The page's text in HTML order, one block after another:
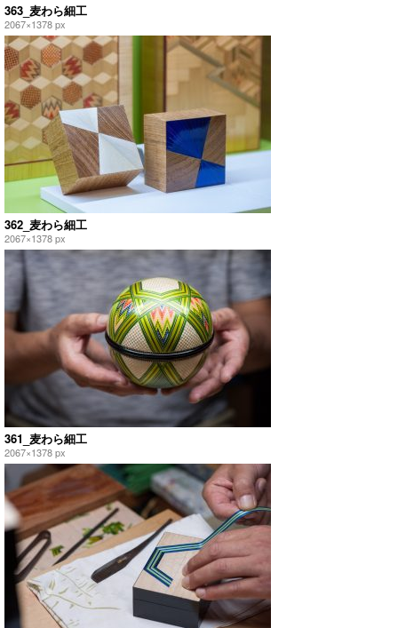
363_麦わら細工
2067×1378 px
362_麦わら細工
2067×1378 px
361_麦わら細工
2067×1378 px